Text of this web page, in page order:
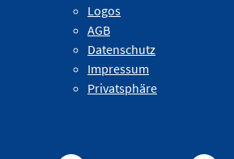
Logos
AGB
Datenschutz
Impressum
Privatsphäre